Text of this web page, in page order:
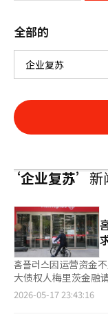
全部的
‘企业复苏’
홈플러스因运营资金
大债权人梅里茨金融
争议等原因，表示在
2026-05-17 23:43:16